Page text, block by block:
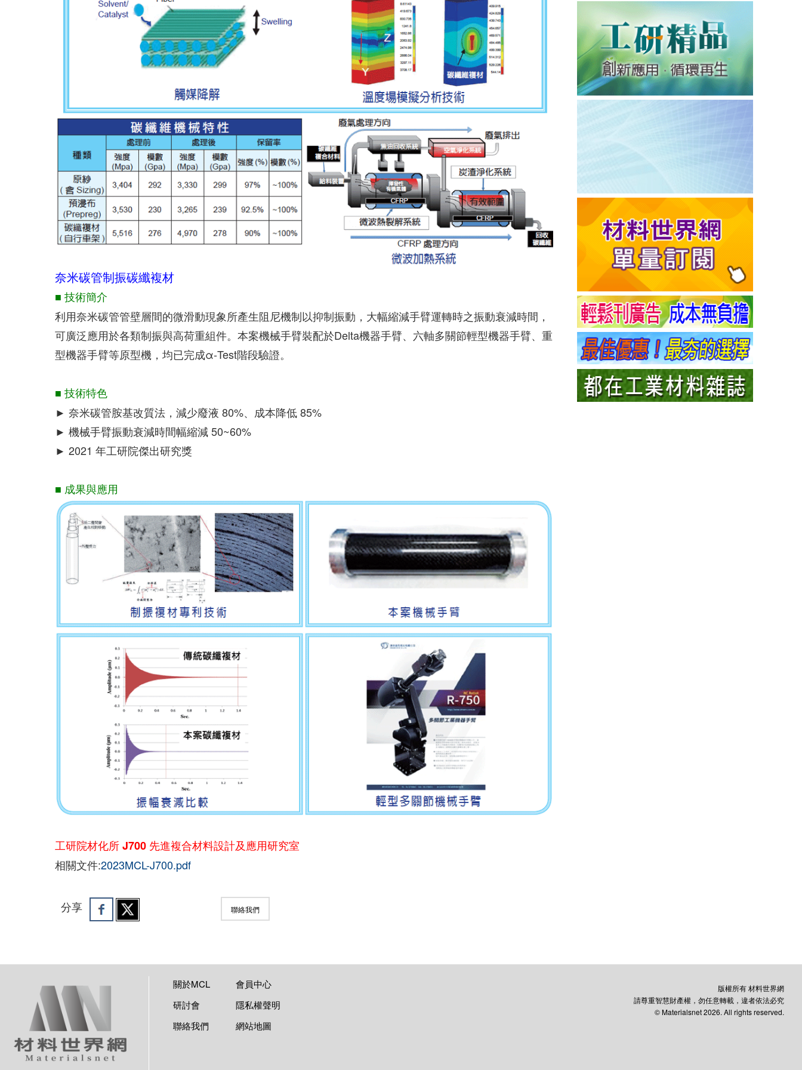
奈米碳管制振碳纖複材
■ 技術簡介
利用奈米碳管管壁層間的微滑動現象所產生阻尼機制以抑制振動，大幅縮減手臂運轉時之振動衰減時間，
可廣泛應用於各類制振與高荷重組件。本案機械手臂裝配於Delta機器手臂、六軸多關節輕型機器手臂、重
型機器手臂等原型機，均已完成α-Test階段驗證。
■ 技術特色
► 奈米碳管胺基改質法，減少廢液 80%、成本降低 85%
► 機械手臂振動衰減時間幅縮減 50~60%
► 2021 年工研院傑出研究獎
■ 成果與應用
工研院材化所 J700 先進複合材料設計及應用研究室
相關文件:2023MCL-J700.pdf
分享 聯絡我們
關於MCL
會員中心
研討會
隱私權聲明
聯絡我們
網站地圖
版權所有 材料世界網
請尊重智慧財產權，勿任意轉載，違者依法必究
© Materialsnet 2026. All rights reserved.